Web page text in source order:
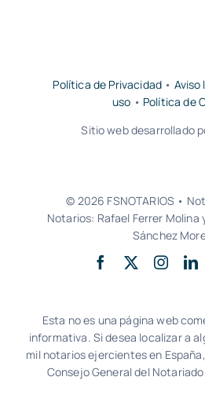
Política de Privacidad • Aviso
uso • Política de
Sitio web desarrollado
© 2026 FSNOTARIOS •
Notarios: Rafael Ferrer Molina
Sánchez
Esta no es una página web
informativa. Si desea localizar a
mil notarios ejercientes en
Consejo General del Notariado